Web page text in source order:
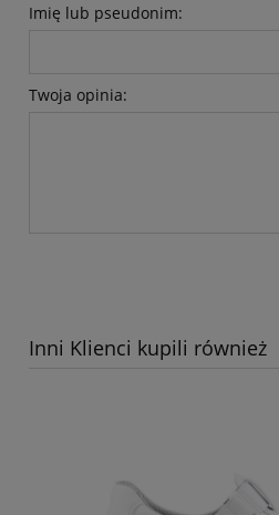
Imię lub pseudonim:
Twoja opinia:
Inni Klienci kupili również